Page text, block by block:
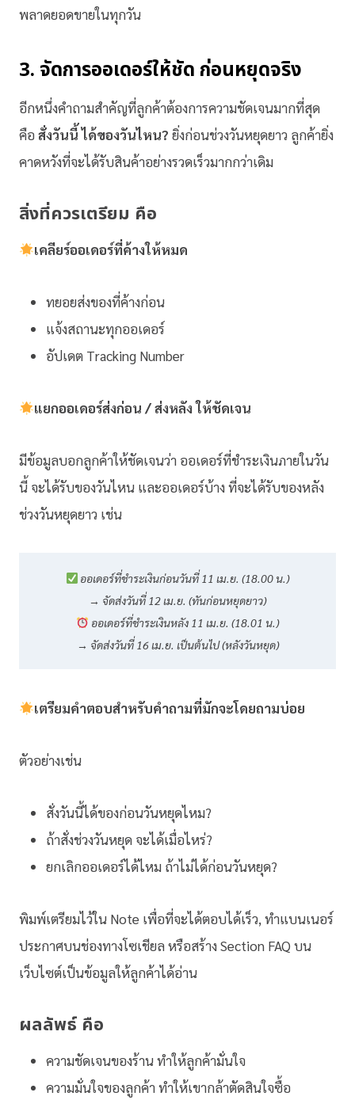
พลาดยอดขายในทุกวัน
3. จัดการออเดอร์ให้ชัด ก่อนหยุดจริง
อีกหนึ่งคำถามสำคัญที่ลูกค้าต้องการความชัดเจนมากที่สุด
คือ สั่งวันนี้ ได้ของวันไหน? ยิ่งก่อนช่วงวันหยุดยาว ลูกค้ายิ่ง
คาดหวังที่จะได้รับสินค้าอย่างรวดเร็วมากกว่าเดิม
สิ่งที่ควรเตรียม คือ
เคลียร์ออเดอร์ที่ค้างให้หมด
ทยอยส่งของที่ค้างก่อน
แจ้งสถานะทุกออเดอร์
อัปเดต Tracking Number
แยกออเดอร์ส่งก่อน / ส่งหลัง ให้ชัดเจน
มีข้อมูลบอกลูกค้าให้ชัดเจนว่า ออเดอร์ที่ชำระเงินภายในวัน
นี้ จะได้รับของวันไหน และออเดอร์บ้าง ที่จะได้รับของหลัง
ช่วงวันหยุดยาว เช่น
ออเดอร์ที่ชำระเงินก่อนวันที่ 11 เม.ย. (18.00 น.)
→ จัดส่งวันที่ 12 เม.ย. (ทันก่อนหยุดยาว)
ออเดอร์ที่ชำระเงินหลัง 11 เม.ย. (18.01 น.)
→ จัดส่งวันที่ 16 เม.ย. เป็นต้นไป (หลังวันหยุด)
เตรียมคำตอบสำหรับคำถามที่มักจะโดยถามบ่อย
ตัวอย่างเช่น
สั่งวันนี้ได้ของก่อนวันหยุดไหม?
ถ้าสั่งช่วงวันหยุด จะได้เมื่อไหร่?
ยกเลิกออเดอร์ได้ไหม ถ้าไม่ได้ก่อนวันหยุด?
พิมพ์เตรียมไว้ใน Note เพื่อที่จะได้ตอบได้เร็ว, ทำแบนเนอร์
ประกาศบนช่องทางโซเชียล หรือสร้าง Section FAQ บน
เว็บไซต์เป็นข้อมูลให้ลูกค้าได้อ่าน
ผลลัพธ์ คือ
ความชัดเจนของร้าน ทำให้ลูกค้ามั่นใจ
ความมั่นใจของลูกค้า ทำให้เขากล้าตัดสินใจซื้อ